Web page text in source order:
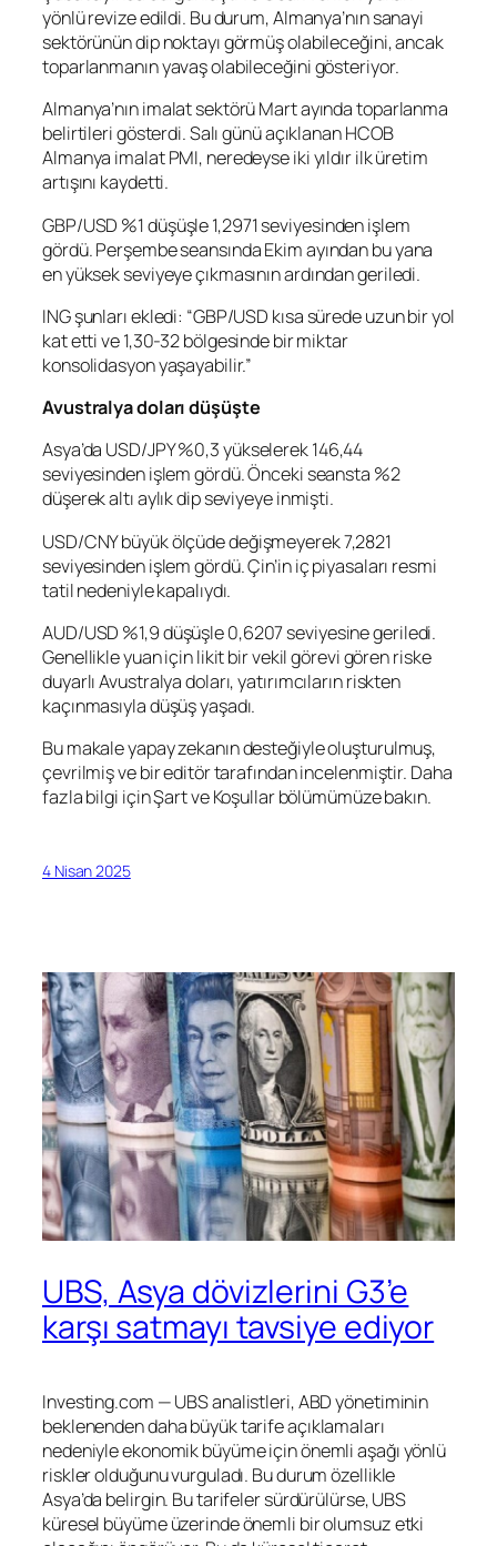
yönlü revize edildi. Bu durum, Almanya’nın sanayi
sektörünün dip noktayı görmüş olabileceğini, ancak
toparlanmanın yavaş olabileceğini gösteriyor.
Almanya’nın imalat sektörü Mart ayında toparlanma
belirtileri gösterdi. Salı günü açıklanan HCOB
Almanya imalat PMI, neredeyse iki yıldır ilk üretim
artışını kaydetti.
GBP/USD %1 düşüşle 1,2971 seviyesinden işlem
gördü. Perşembe seansında Ekim ayından bu yana
en yüksek seviyeye çıkmasının ardından geriledi.
ING şunları ekledi: “GBP/USD kısa sürede uzun bir yol
kat etti ve 1,30-32 bölgesinde bir miktar
konsolidasyon yaşayabilir.”
Avustralya doları düşüşte
Asya’da USD/JPY%0,3 yükselerek 146,44
seviyesinden işlem gördü. Önceki seansta %2
düşerek altı aylık dip seviyeye inmişti.
USD/CNYbüyük ölçüde değişmeyerek 7,2821
seviyesinden işlem gördü. Çin’in iç piyasaları resmi
tatil nedeniyle kapalıydı.
AUD/USD %1,9 düşüşle 0,6207 seviyesine geriledi.
Genellikle yuan için likit bir vekil görevi gören riske
duyarlı Avustralya doları, yatırımcıların riskten
kaçınmasıyla düşüş yaşadı.
Bu makale yapay zekanın desteğiyle oluşturulmuş,
çevrilmiş ve bir editör tarafından incelenmiştir. Daha
fazla bilgi için Şart ve Koşullar bölümümüze bakın.
4 Nisan 2025
UBS, Asya dövizlerini G3’e
karşı satmayı tavsiye ediyor
Investing.com — UBS analistleri, ABD yönetiminin
beklenenden daha büyük tarife açıklamaları
nedeniyle ekonomik büyüme için önemli aşağı yönlü
riskler olduğunu vurguladı. Bu durum özellikle
Asya’da belirgin. Bu tarifeler sürdürülürse, UBS
küresel büyüme üzerinde önemli bir olumsuz etki